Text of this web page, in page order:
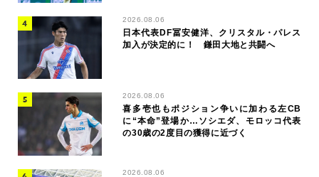
2026.08.06
日本代表DF冨安健洋、クリスタル・パレス
加入が決定的に！ 鎌田大地と共闘へ
2026.08.06
喜多壱也もポジション争いに加わる左CB
に“本命”登場か…ソシエダ、モロッコ代表
の30歳の2度目の獲得に近づく
2026.08.06